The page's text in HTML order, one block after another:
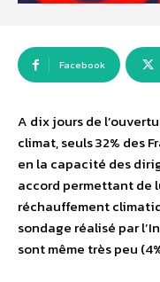
Facebook
A dix jours de
climat, seuls 32% des
en la capacité des
accord permettant de
réchauffement
sondage réalisé par
sont même très peu